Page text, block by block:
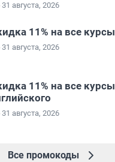
августа, 2026
11% на все курсы
августа, 2026
11% на все курсы
августа, 2026
Все промокоды